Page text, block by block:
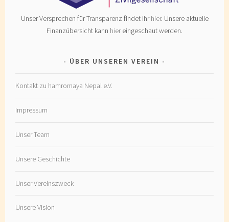
Unser Versprechen für Transparenz findet Ihrhier. Unsere aktuelle
Finanzübersicht kann hiereingeschaut werden.
ÜBER UNSEREN VEREIN
Kontakt zu hamromaya Nepal e.V.
Impressum
Unser Team
Unsere Geschichte
Unser Vereinszweck
Unsere Vision